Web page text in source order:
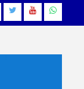
TwitterYouTube